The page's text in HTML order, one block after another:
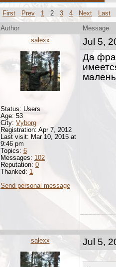
First Prev 1 2 3 4 Next
Last
Author
Message
Jul 5,
Да
salexx
Status: Users
Age: 53
City: Vyborg
Registration: Apr 7, 2012
Last visit: Mar 10, 2015 at
9:46 pm
Topics: 6
Messages: 102
Reputation: 0
Thanked: 1
Send personal message
Jul 5,
salexx